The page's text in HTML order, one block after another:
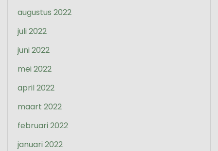
augustus 2022
juli 2022
juni 2022
mei 2022
april 2022
maart 2022
februari 2022
januari 2022